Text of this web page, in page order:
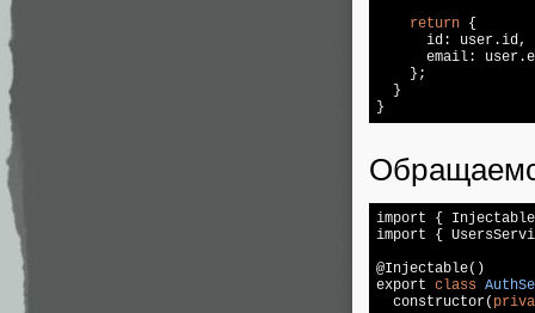
return {
      id: user.id,
email:
    };
  }
import {
import {
@Injectable()
export class
  constructor(